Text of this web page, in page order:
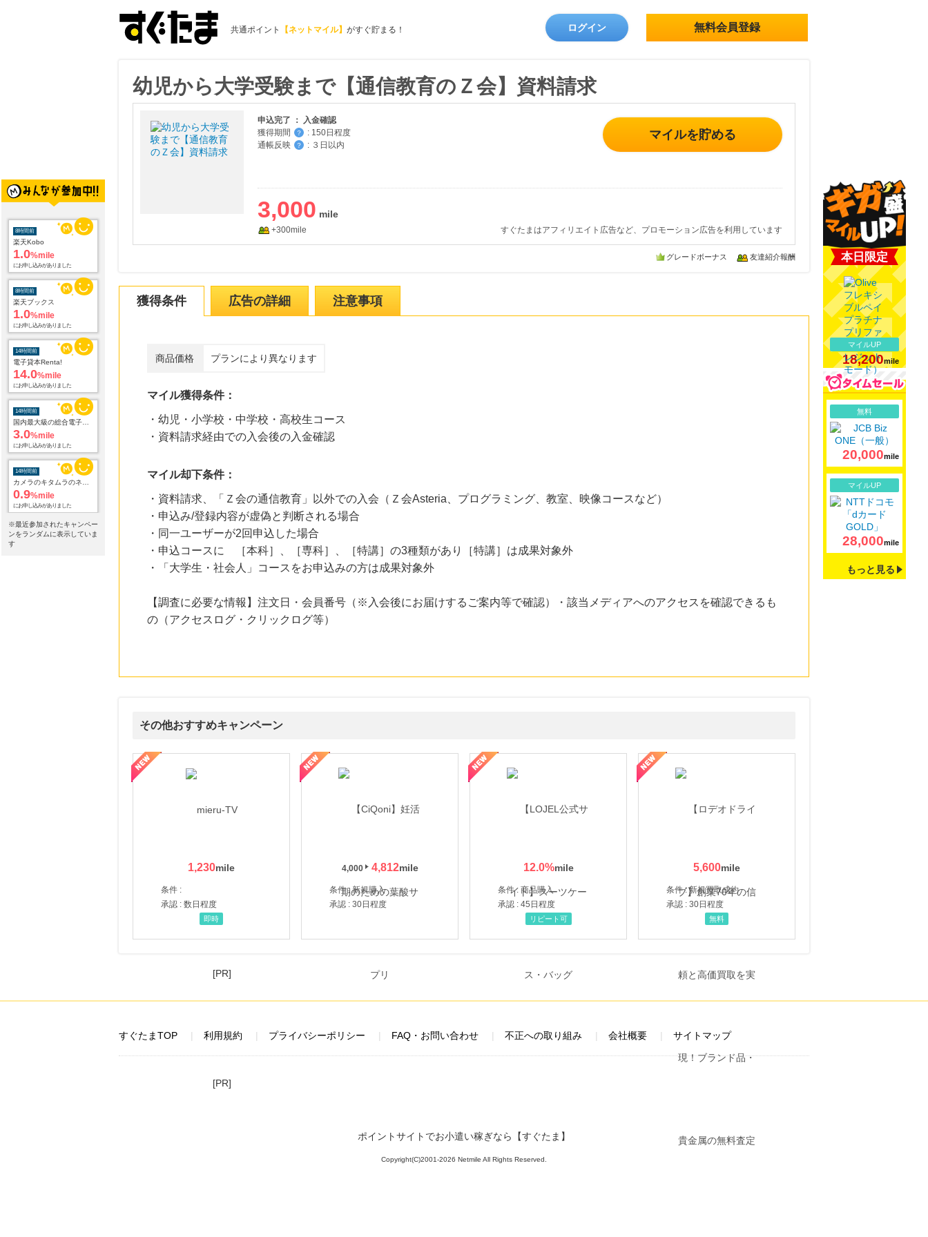
共通ポイント 【ネットマイル】 がすぐ貯まる！ ログイン 無料会員登録
8時間前
楽天Kobo
1.0%mile
にお申し込みがありました
8時間前
楽天ブックス
1.0%mile
にお申し込みがありました
14時間前
電子貸本Renta!
14.0%mile
にお申し込みがありました
14時間前
3.0%mile
にお申し込みがありました
14時間前
0.9%mile
にお申し込みがありました
14時間前
じゃらんnet
※最近参加されたキャンペー
ンをランダムに表示していま
す
幼児から大学受験まで【通信教育のＺ会】資料請求
申込完了 ： 入金確認
獲得期間
？ : 150日程度
通帳反映
？ : ３日以内
マイルを貯める
3,000
+300mile すぐたまはアフィリエイト広告など、プロモーション広告を利用しています
グレードボーナス 友達紹介報酬
獲得条件 広告の詳細 注意事項
商品価格 プランにより異なります
マイル獲得条件：
・幼児・小学校・中学校・高校生コース
・資料請求経由での入会後の入金確認
マイル却下条件：
・資料請求、「Ｚ会の通信教育」以外での入会（Ｚ会Asteria、プログラミング、教室、映像コースなど）
・申込み/登録内容が虚偽と判断される場合
・同一ユーザーが2回申込した場合
・申込コースに ［本科］、［専科］、［特講］の3種類があり［特講］は成果対象外
・「大学生・社会人」コースをお申込みの方は成果対象外
【調査に必要な情報】注文日・会員番号（※入会後にお届けするご案内等で確認）・該当メディアへのアクセスを確認できるも
の（アクセスログ・クリックログ等）
その他おすすめキャンペーン
1,230
条件 :
承認 : 数日程度
即時
4,000 4,812
条件 : 新規購入
承認 : 30日程度
12.0%
条件 : 商品購入
承認 : 45日程度
【LOJEL公式サイト】スーツケース・バッグ
リピート可
5,600
条件 : 新規買取成約
承認 : 30日程度
【ロデオドライブ】創業70年の信頼と高価買取を実現！ブランド品・貴金属の無料査定
無料
本日限定
マイルUP
18,200mile
無料
20,000mile
マイルUP
28,000mile
もっと見る
[PR]
すぐたまTOP 利用規約 プライバシーポリシー FAQ・お問い合わせ 不正への取り組み 会社概要 サイトマップ
[PR]
ポイントサイトでお小遣い稼ぎなら【すぐたま】
Copyright(C)2001-2026 Netmile All Rights Reserved.